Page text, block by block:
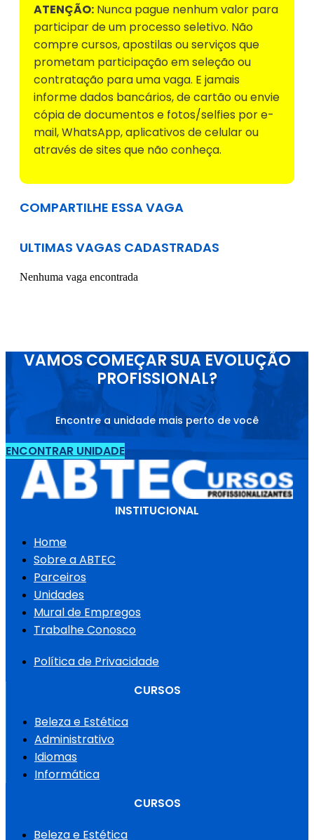
ATENÇÃO: Nunca pague nenhum valor para
participar de um processo seletivo. Não
compre cursos, apostilas ou serviços que
prometam participação em seleção ou
contratação para uma vaga. E jamais
informe dados bancários, de cartão ou envie
cópia de documentos e fotos/selfies por e-
mail, WhatsApp, aplicativos de celular ou
através de sites que não conheça.
COMPARTILHE ESSA VAGA
ULTIMAS VAGAS CADASTRADAS
Nenhuma vaga encontrada
VAMOS COMEÇAR SUA EVOLUÇÃO
PROFISSIONAL?
Encontre a unidade mais perto de você
ENCONTRAR UNIDADE
INSTITUCIONAL
Home
Sobre a ABTEC
Parceiros
Unidades
Mural de Empregos
Trabalhe Conosco
Política de Privacidade
CURSOS
Beleza e Estética
Administrativo
Idiomas
Informática
CURSOS
Beleza e Estética